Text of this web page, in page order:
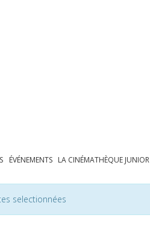
ÉVÉNEMENTS LA CINÉMATHÈQUE JUNIOR
selectionnées